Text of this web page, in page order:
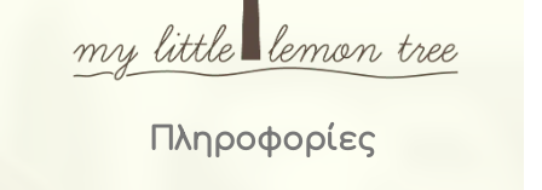
Πληροφορίες